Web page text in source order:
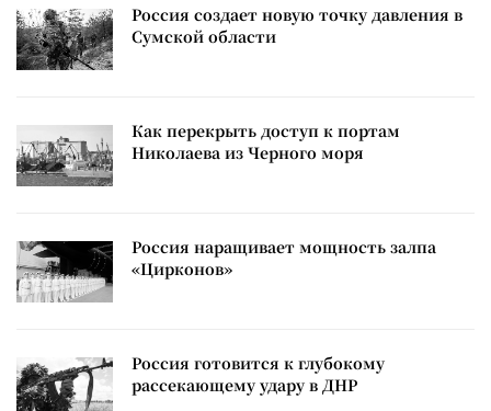
Россия создает новую точку давления в
Сумской области
Как перекрыть доступ к портам
Николаева из Черного моря
Россия наращивает мощность залпа
«Цирконов»
Россия готовится к глубокому
рассекающему удару в ДНР